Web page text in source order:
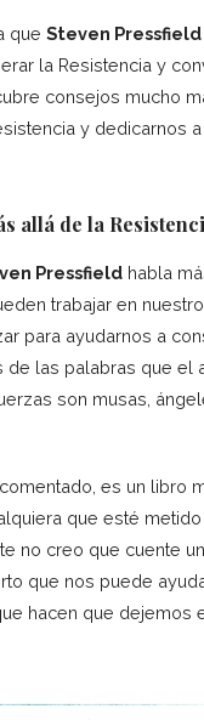
que Steven Pressfield
la Resistencia y
consejos mucho
y dedicarnos
allá de la
Pressfield habla
trabajar en
para ayudarnos a
de las palabras que el
son musas,
es un libro
que esté
no creo que cuente
que nos puede
hacen que dejemos